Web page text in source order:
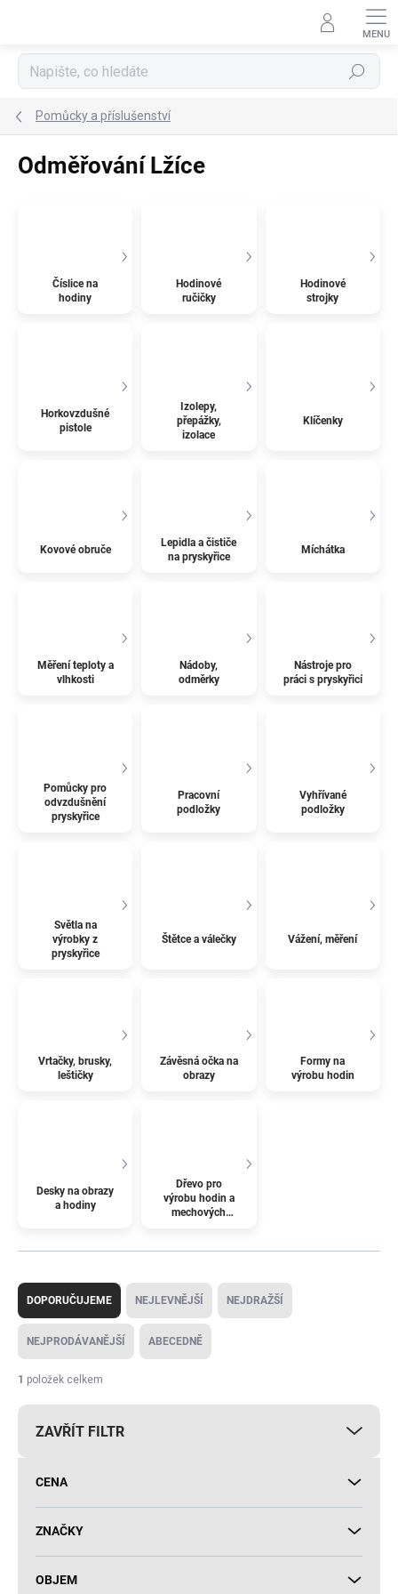
Hledat
Pomůcky a příslušenství
Odměřování Lžíce
Číslice na
hodiny
Hodinové
ručičky
Hodinové
strojky
Horkovzdušné
pistole
Izolepy,
přepážky,
izolace
Klíčenky
Kovové obruče
Lepidla a čističe
na pryskyřice
Míchátka
Měření teploty a
vlhkosti
Nádoby,
odměrky
Nástroje pro
práci s pryskyřicí
Pomůcky pro
odvzdušnění
pryskyřice
Pracovní
podložky
Vyhřívané
podložky
Světla na
výrobky z
pryskyřice
Štětce a válečky Vážení, měření
Vrtačky, brusky,
leštičky
Závěsná očka na
obrazy
Formy na
výrobu hodin
Desky na obrazy
a hodiny
Dřevo pro
výrobu hodin a
mechových
Ř
z
n
í
r
d
DOPORUČUJEME NEJLEVNĚJŠÍ NEJDRAŽŠÍ
NEJPRODÁVANĚJŠÍ ABECEDNĚ
1 položek celkem
ZAVŘÍT FILTR
CENA
ZNAČKY
OBJEM